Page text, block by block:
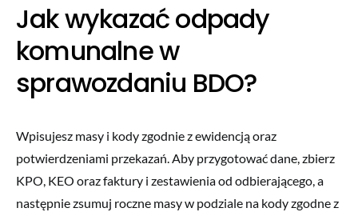
Jak wykazać odpady
komunalne w
sprawozdaniu BDO?
Wpisujesz masy i kody zgodnie z ewidencją oraz
potwierdzeniami przekazań. Aby przygotować dane, zbierz
KPO, KEO oraz faktury i zestawienia od odbierającego, a
następnie zsumuj roczne masy w podziale na kody zgodne z